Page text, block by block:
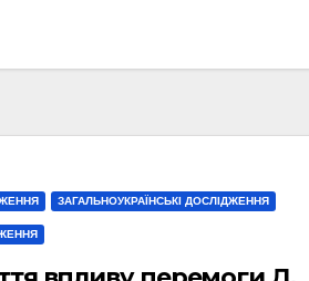
ЗАГАЛЬНОУКРАЇНСЬКІ ДОСЛІДЖЕННЯ